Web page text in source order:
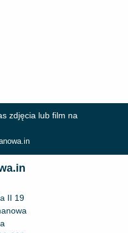
zdjęcia lub film na
II 19